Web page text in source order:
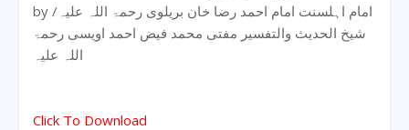
by امام اہلسنت امام احمد رضا خان بریلوی رحمۃ اللہ علیہ/
شیخ الحدیث والتفسیر مفتی محمد فیض احمد اویسی رحمۃ
اللہ علیہ
Click To Download